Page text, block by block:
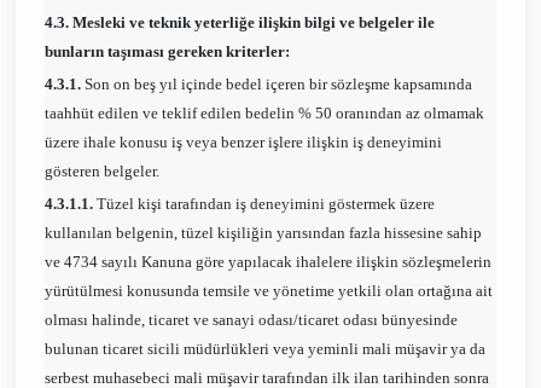
4.3. Mesleki ve teknik yeterliğe ilişkin bilgi ve belgeler ile
bunların taşıması gereken kriterler:
4.3.1. Son on beş yıl içinde bedel içeren bir sözleşme kapsamında
taahhüt edilen ve teklif edilen bedelin % 50 oranından az olmamak
üzere ihale konusu iş veya benzer işlere ilişkin iş deneyimini
gösteren belgeler.
4.3.1.1. Tüzel kişi tarafından iş deneyimini göstermek üzere
kullanılan belgenin, tüzel kişiliğin yarısından fazla hissesine sahip
ve 4734 sayılı Kanuna göre yapılacak ihalelere ilişkin sözleşmelerin
yürütülmesi konusunda temsile ve yönetime yetkili olan ortağına ait
olması halinde, ticaret ve sanayi odası/ticaret odası bünyesinde
bulunan ticaret sicili müdürlükleri veya yeminli mali müşavir ya da
serbest muhasebeci mali müşavir tarafından ilk ilan tarihinden sonra